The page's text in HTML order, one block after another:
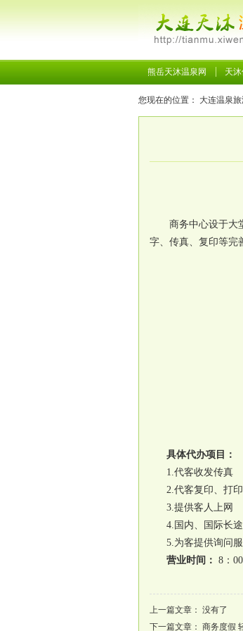
熊岳天沐温泉网 天
您现在的位置： 大连温泉旅
商务中心设于大
字、传真、复印等完
具体代办项目：
1.代客收发传真
2.代客复印、打印
3.提供客人上网
4.国内、国际长途
5.为客提供询问服
营业时间： 8：
上一篇文章： 没有了
下一篇文章： 商务度假